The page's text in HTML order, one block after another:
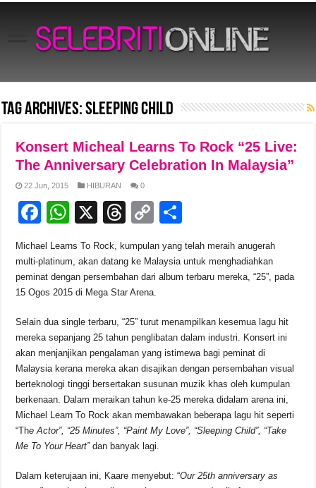
Tag Archives:Sleeping Child
Konsert Micheal Learns To Rock “25 Live:
The Anniversary Celebration In Malaysia”
22 Jun, 2015 HIBURAN 0
F
c
e
b
o
o
k
W
at
s
A
p
p
X
T
e
a
d
s
C
p
y
Li
n
k
ar
e
Michael Learns To Rock, kumpulan yang telah meraih anugerah
multi-platinum, akan datang ke Malaysia untuk menghadiahkan
peminat dengan persembahan dari album terbaru mereka, “25”, pada
15 Ogos 2015 di Mega Star Arena.
Selain dua single terbaru, “25” turut menampilkan kesemua lagu hit
mereka sepanjang 25 tahun penglibatan dalam industri. Konsert ini
akan menjanjikan pengalaman yang istimewa bagi peminat di
Malaysia kerana mereka akan disajikan dengan persembahan visual
berteknologi tinggi bersertakan susunan muzik khas oleh kumpulan
berkenaan. Dalam meraikan tahun ke-25 mereka didalam arena ini,
Michael Learn To Rock akan membawakan beberapa lagu hit seperti
“The Actor”, “25 Minutes”, “Paint My Love”, “Sleeping Child”, “Take
Me To Your Heart”dan banyak lagi.
Dalam keterujaan ini, Kaare menyebut: “Our 25th anniversary as